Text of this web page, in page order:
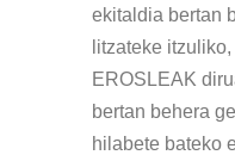
ekitaldia bertan
litzateke
EROSLEAK
bertan behera
hilabete bateko